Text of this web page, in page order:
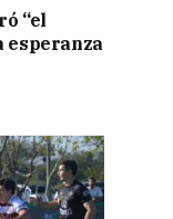
“el
esperanza